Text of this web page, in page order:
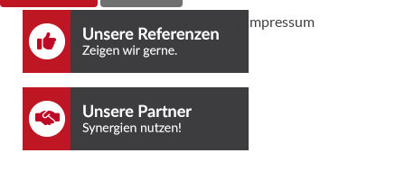
Impressum